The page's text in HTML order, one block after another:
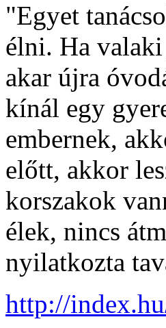
"Egyet
élni. Ha
akar újra
kínál egy
embernek,
előtt, akkor
korszakok
élek, nincs
nyilatkozta
http://